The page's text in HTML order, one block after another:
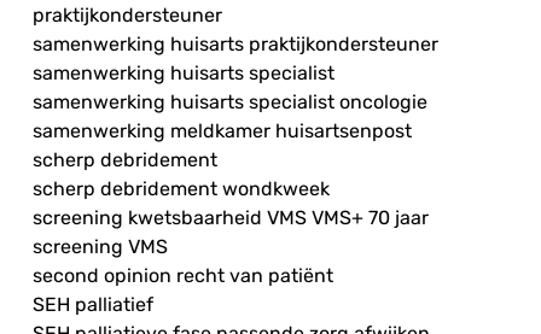
praktijkondersteuner
samenwerking huisarts praktijkondersteuner
samenwerking huisarts specialist
samenwerking huisarts specialist oncologie
samenwerking meldkamer huisartsenpost
scherp debridement
scherp debridement wondkweek
screening kwetsbaarheid VMS VMS+ 70 jaar
screening VMS
second opinion recht van patiënt
SEH palliatief